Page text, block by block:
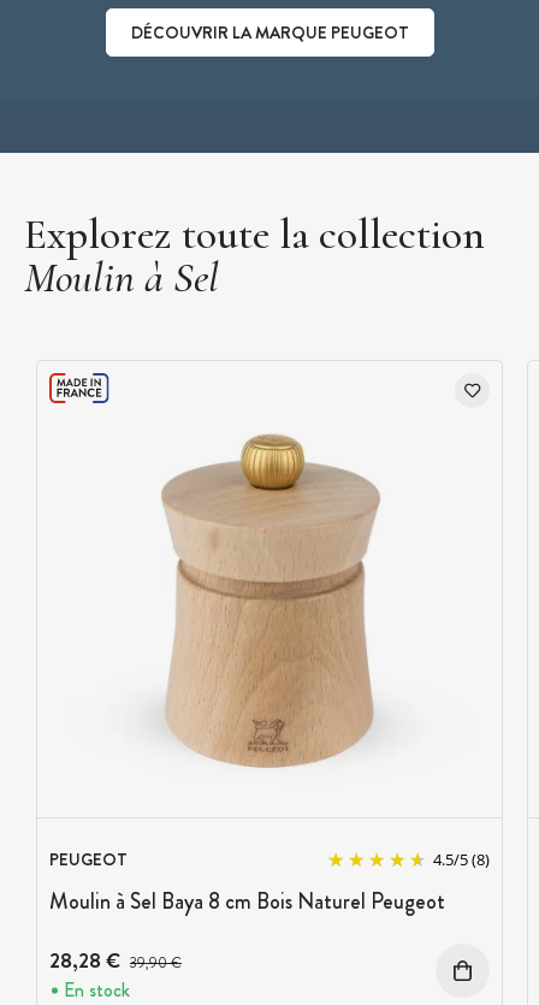
DÉCOUVRIR LA MARQUE PEUGEOT
Explorez toute la collection
Moulin à Sel
PEUGEOT 4.5/5(8)
Moulin à Sel Baya 8 cm Bois Naturel Peugeot
28,28 € Prix avant réduction :
39,90 €
En stock